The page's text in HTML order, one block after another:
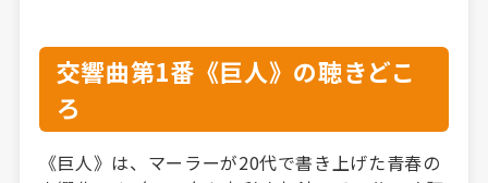
交響曲第1番《巨人》の聴きどこ
ろ
《巨人》は、マーラーが20代で書き上げた青春の